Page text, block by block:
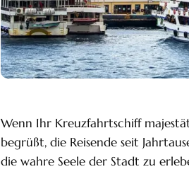
Wenn Ihr Kreuzfahrtschiff
begrüßt, die Reisende seit
die wahre Seele der Stadt zu